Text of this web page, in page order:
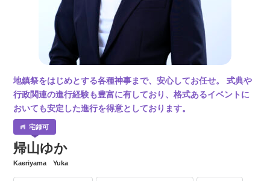
地鎮祭をはじめとする各種神事まで、安心してお任せ。 式典や
行政関連の進行経験も豊富に有しており、格式あるイベントに
おいても安定した進行を得意としております。
帰山ゆか
Kaeriyama Yuka